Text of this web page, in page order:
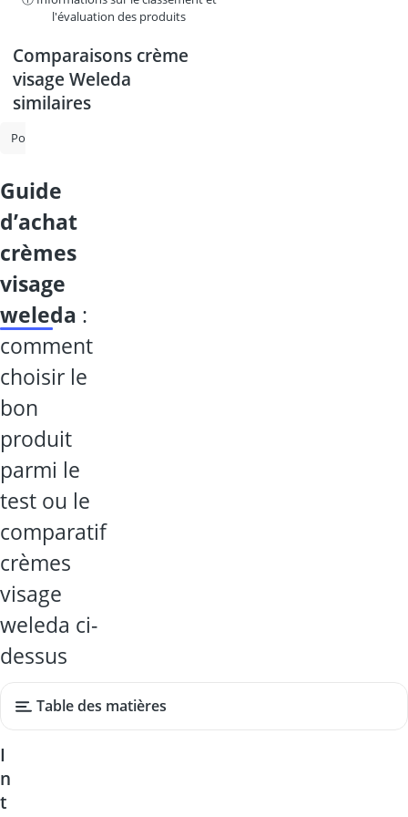
l'évaluation des produits
Comparaisons crème
visage Weleda
similaires
Pommade à base de mousse
guide
d’achat
crèmes
visage
weleda :
comment
choisir le
bon
produit
parmi le
test ou le
comparatif
crèmes
visage
weleda ci-
dessus
Table des matières
I
n
t